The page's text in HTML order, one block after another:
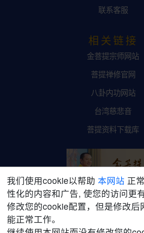
联系客服
相关链接
金菩提宗师网站
菩提禅修官网
八卦内功网站
台湾慈悲音
菩提资料下载库
金菩提宗师网
我们使用cookie以帮助 本网站 正
性化的内容和广告, 使您的访问更
修改您的cookie配置，但是修改后
能正常工作。